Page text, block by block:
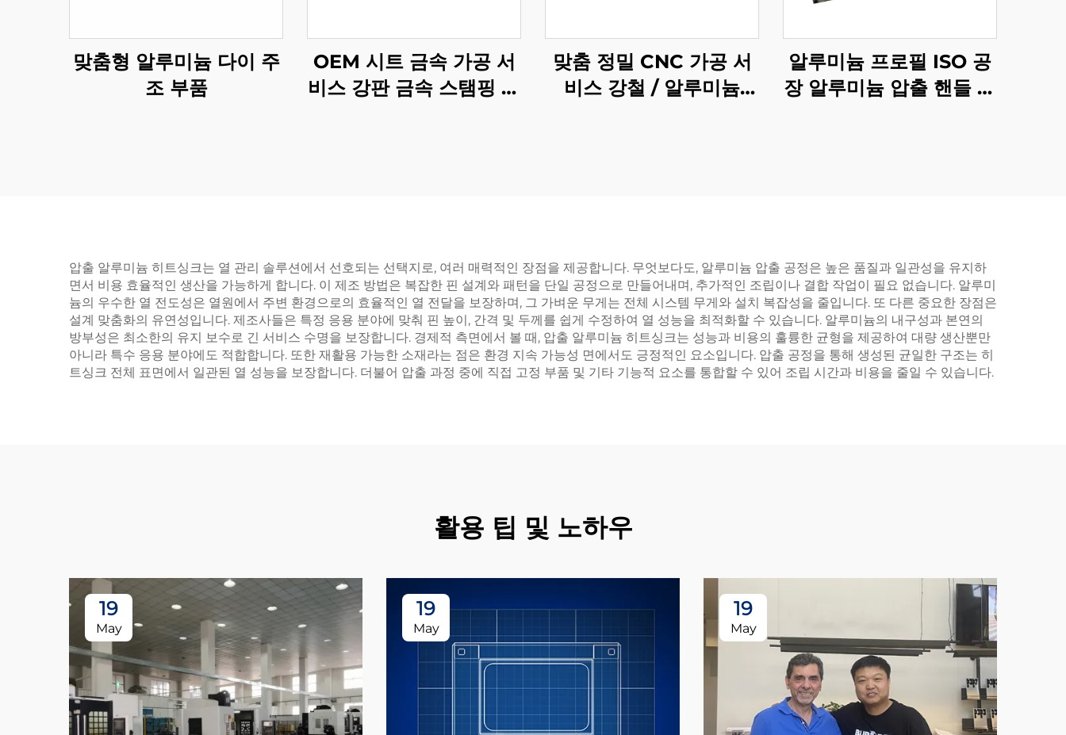
맞춤형 알루미늄 다이 주
조 부품
OEM 시트 금속 가공 서
비스 강판 금속 스탬핑 부
맞춤 정밀 CNC 가공 서
비스 강철 / 알루미늄
알루미늄 프로필 ISO 공
장 알루미늄 압출 핸들 맞
압출 알루미늄 히트싱크는 열 관리 솔루션에서 선호되는 선택지로, 여러 매력적인 장점을 제공합니다. 무엇보다도, 알루미늄 압출 공정은 높은 품질과 일관성을 유지하
면서 비용 효율적인 생산을 가능하게 합니다. 이 제조 방법은 복잡한 핀 설계와 패턴을 단일 공정으로 만들어내며, 추가적인 조립이나 결합 작업이 필요 없습니다. 알루미
늄의 우수한 열 전도성은 열원에서 주변 환경으로의 효율적인 열 전달을 보장하며, 그 가벼운 무게는 전체 시스템 무게와 설치 복잡성을 줄입니다. 또 다른 중요한 장점은
설계 맞춤화의 유연성입니다. 제조사들은 특정 응용 분야에 맞춰 핀 높이, 간격 및 두께를 쉽게 수정하여 열 성능을 최적화할 수 있습니다. 알루미늄의 내구성과 본연의
방부성은 최소한의 유지 보수로 긴 서비스 수명을 보장합니다. 경제적 측면에서 볼 때, 압출 알루미늄 히트싱크는 성능과 비용의 훌륭한 균형을 제공하여 대량 생산뿐만
아니라 특수 응용 분야에도 적합합니다. 또한 재활용 가능한 소재라는 점은 환경 지속 가능성 면에서도 긍정적인 요소입니다. 압출 공정을 통해 생성된 균일한 구조는 히
트싱크 전체 표면에서 일관된 열 성능을 보장합니다. 더불어 압출 과정 중에 직접 고정 부품 및 기타 기능적 요소를 통합할 수 있어 조립 시간과 비용을 줄일 수 있습니다.
활용 팁 및 노하우
19
May
19
May
19
May